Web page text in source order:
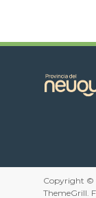
Copyright ©
ThemeGrill.